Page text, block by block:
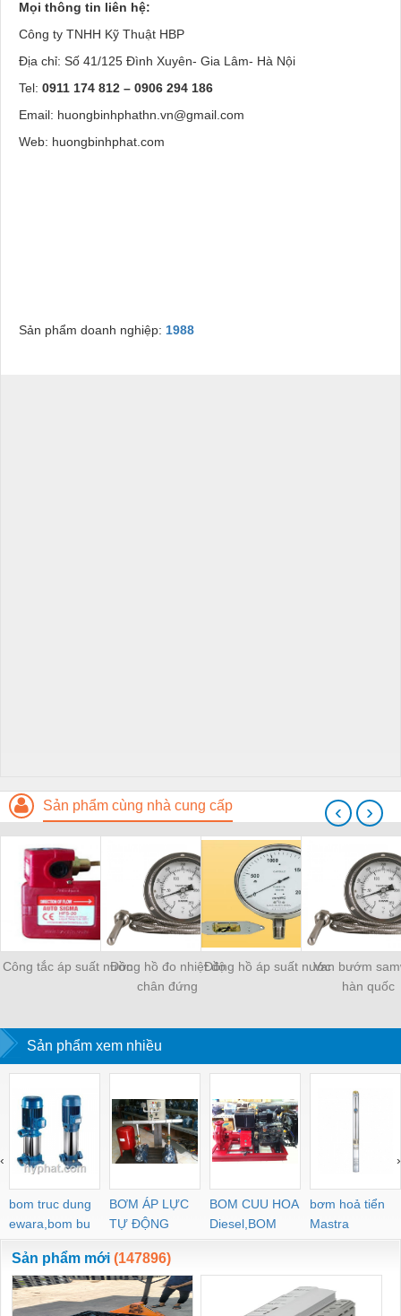
Mọi thông tin liên hệ:
Công ty TNHH Kỹ Thuật HBP
Địa chỉ: Số 41/125 Đình Xuyên- Gia Lâm- Hà Nội
Tel: 0911 174 812 – 0906 294 186
Email: huongbinhphathn.vn@gmail.com
Web: huongbinhphat.com
Sản phẩm doanh nghiệp: 1988
Sản phẩm cùng nhà cung cấp
Công tắc áp suất nướcĐồng hồ đo nhiệt độ
chân đứng
Đồng hồ áp suất nướcVan bướm
hàn quốc
‹ ›
Sản phẩm xem nhiều
bom truc dung
ewara,bom bu
ewara
BƠM ÁP LỰC
TỰ ĐỘNG
BOM CUU HOA
Diesel,BOM
CHUA CHAY
bơm hoả tiển
Mastra
‹ ›
Sản phẩm mới (147896)